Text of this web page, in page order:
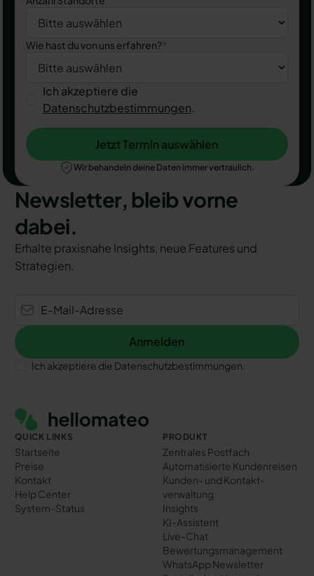
Wie hast du von uns erfahren?*
Ich akzeptiere die
Datenschutzbestimmungen.
Jetzt Termin auswählen
Jetzt Termin auswählen
Wir behandeln deine Daten immer vertraulich.
Newsletter, bleib vorne
dabei.
Erhalte praxisnahe Insights, neue Features und
Strategien.
Anmelden
Anmelden
Ich akzeptiere die Datenschutzbestimmungen.
QUICK LINKS
Startseite
Preise
Kontakt
Help Center
System-Status
PRODUKT
Zentrales Postfach
Automatisierte Kundenreisen
Kunden- und Kontakt­
verwaltung
Insights
KI-Assistent
Live-Chat
Bewertungs­management
WhatsApp Newsletter